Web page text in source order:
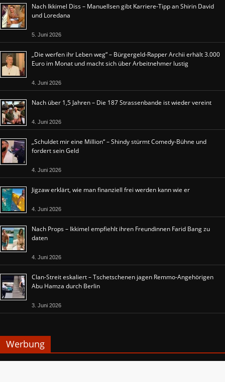
Nach Ikkimel Diss – Manuellsen gibt Karriere-Tipp an Shirin David
und Loredana
5. Juni 2026
„Die werfen ihr Leben weg“ – Bürgergeld-Rapper Archii erhält 3.000
Euro im Monat und macht sich über Arbeitnehmer lustig
4. Juni 2026
Nach über 1,5 Jahren – Die 187 Strassenbande ist wieder vereint
4. Juni 2026
„Schuldet mir eine Million“ – Shindy stürmt Comedy-Bühne und
fordert sein Geld
4. Juni 2026
Jigzaw erklärt, wie man finanziell frei werden kann wie er
4. Juni 2026
Nach Props – Ikkimel empfiehlt ihren Freundinnen Farid Bang zu
daten
4. Juni 2026
Clan-Streit eskaliert – Tschetschenen jagen Remmo-Angehörigen
Abu Hamza durch Berlin
3. Juni 2026
Werbung